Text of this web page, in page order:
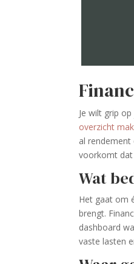
Je wilt grip
overzicht
al
voorkomt dat
Wat
Het gaat om
brengt.
dashboard
vaste lasten